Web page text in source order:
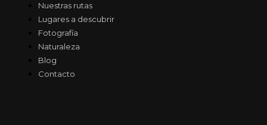
Nuestras rutas
Lugares a descubrir
Fotografía
Naturaleza
Blog
Contacto